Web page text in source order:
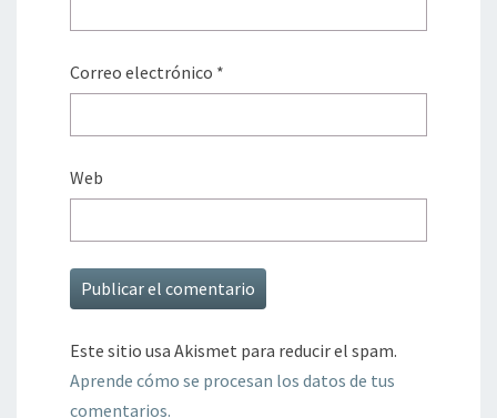
Correo electrónico *
Web
Este sitio usa Akismet para reducir el spam.
Aprende cómo se procesan los datos de tus
comentarios.